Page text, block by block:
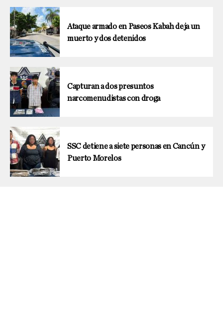
Ataque armado en Paseos Kabah deja un
muerto y dos detenidos
Capturan a dos presuntos
narcomenudistas con droga
SSC detiene a siete personas en Cancún y
Puerto Morelos